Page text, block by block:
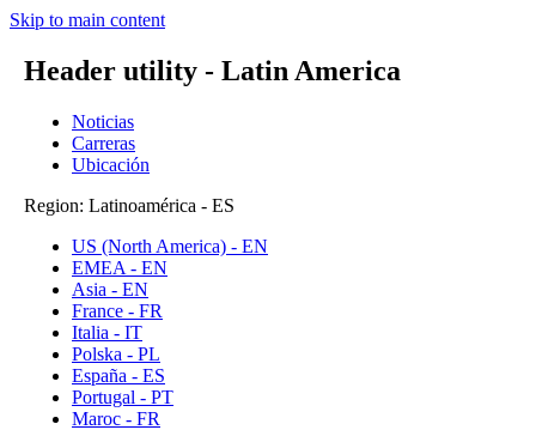
Skip to main content
Header utility - Latin America
Noticias
Carreras
Ubicación
Region: Latinoamérica - ES
US (North America) - EN
EMEA - EN
Asia - EN
France - FR
Italia - IT
Polska - PL
España - ES
Portugal - PT
Maroc - FR